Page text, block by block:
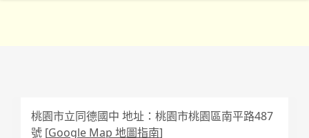
桃園市立同德國中 地址：桃園市桃園區南平路487
號 [Google Map 地圖指南]